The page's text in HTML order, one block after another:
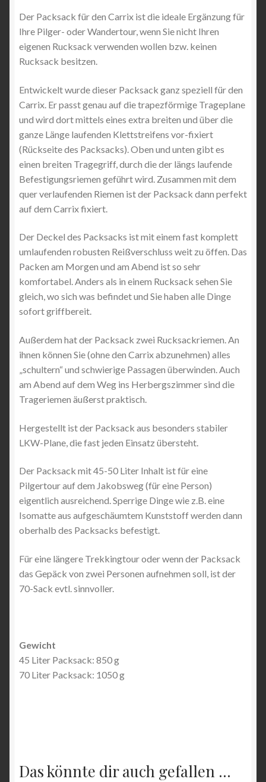
Der Packsack für den Carrix ist die ideale Ergänzung für
Ihre Pilger- oder Wandertour, wenn Sie nicht Ihren
eigenen Rucksack verwenden wollen bzw. keinen
Rucksack besitzen.
Entwickelt wurde dieser Packsack ganz speziell für den
Carrix. Er passt genau auf die trapezförmige Trageplane
und wird dort mittels eines extra breiten und über die
ganze Länge laufenden Klettstreifens vor-fixiert
(Rückseite des Packsacks). Oben und unten gibt es
einen breiten Tragegriff, durch die der längs laufende
Befestigungsriemen geführt wird. Zusammen mit dem
quer verlaufenden Riemen ist der Packsack dann perfekt
auf dem Carrix fixiert.
Der Deckel des Packsacks ist mit einem fast komplett
umlaufenden robusten Reißverschluss weit zu öffen. Das
Packen am Morgen und am Abend ist so sehr
komfortabel. Anders als in einem Rucksack sehen Sie
gleich, wo sich was befindet und Sie haben alle Dinge
sofort griffbereit.
Außerdem hat der Packsack zwei Rucksackriemen. An
ihnen können Sie (ohne den Carrix abzunehmen) alles
„schultern“ und schwierige Passagen überwinden. Auch
am Abend auf dem Weg ins Herbergszimmer sind die
Trageriemen äußerst praktisch.
Hergestellt ist der Packsack aus besonders stabiler
LKW-Plane, die fast jeden Einsatz übersteht.
Der Packsack mit 45-50 Liter Inhalt ist für eine
Pilgertour auf dem Jakobsweg (für eine Person)
eigentlich ausreichend. Sperrige Dinge wie z.B. eine
Isomatte aus aufgeschäumtem Kunststoff werden dann
oberhalb des Packsacks befestigt.
Für eine längere Trekkingtour oder wenn der Packsack
das Gepäck von zwei Personen aufnehmen soll, ist der
70-Sack evtl. sinnvoller.
Gewicht
45 Liter Packsack: 850 g
70 Liter Packsack: 1050 g
Das könnte dir auch gefallen …